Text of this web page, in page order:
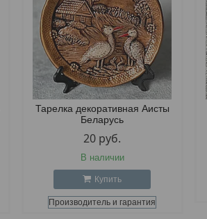
Тарелка декоративная Аисты
Беларусь
20 руб.
В наличии
Купить
Производитель и гарантия